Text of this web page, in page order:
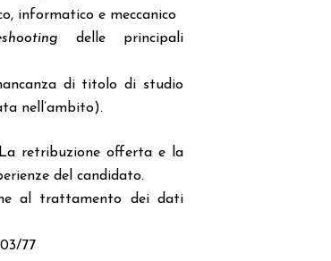
informatico e meccanico
delle principali
di titolo di studio
nell’ambito).
retribuzione offerta e la
del candidato.
al trattamento dei dati
77